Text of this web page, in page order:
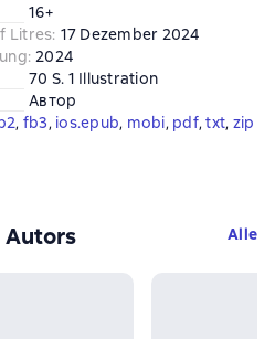
16+
Litres: 17 Dezember 2024
: 2024
70 S. 1 Illustration
Автор
, fb3, ios.epub, mobi, pdf, txt, zip
Autors Alle